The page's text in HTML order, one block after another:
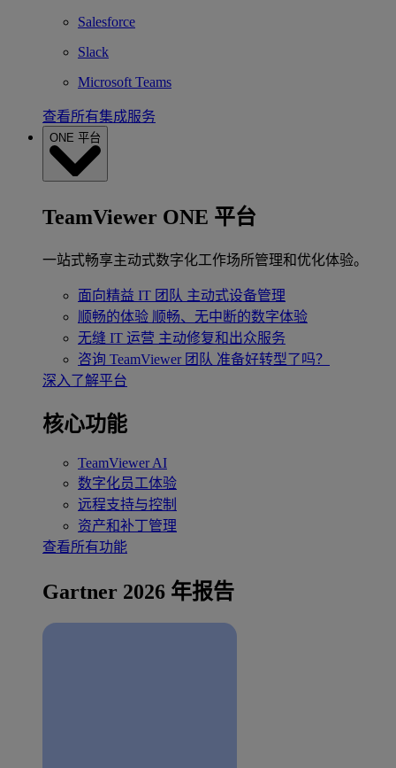
Salesforce
Slack
Microsoft Teams
查看所有集成服务
ONE 平台
TeamViewer ONE 平台
一站式畅享主动式数字化工作场所管理和优化体验。
面向精益 IT 团队 主动式设备管理
顺畅的体验 顺畅、无中断的数字体验
无缝 IT 运营 主动修复和出众服务
咨询 TeamViewer 团队 准备好转型了吗？
深入了解平台
核心功能
TeamViewer AI
数字化员工体验
远程支持与控制
资产和补丁管理
查看所有功能
Gartner 2026 年报告